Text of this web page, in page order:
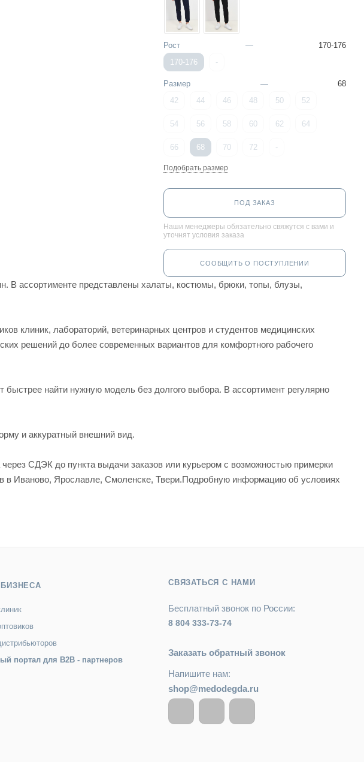
Рост —
170-176
170-176
-
Размер —
68
42
44 46 48 50 52
54 56 58 60 62 64
66 68 70 72 -
Подобрать размер
ПОД ЗАКАЗ
Наши менеджеры обязательно свяжутся с вами и
уточнят условия заказа
СООБЩИТЬ О ПОСТУПЛЕНИИ
В ассортименте представлены халаты, костюмы, брюки, топы, блузы,
клиник, лабораторий, ветеринарных центров и студентов медицинских
решений до более современных вариантов для комфортного рабочего
найти нужную модель без долгого выбора. В ассортимент регулярно
и аккуратный внешний вид.
СДЭК до пункта выдачи заказов или курьером с возможностью примерки
в Иваново, Ярославле, Смоленске, Твери.Подробную информацию об условиях
портал для B2B - партнеров
СВЯЗАТЬСЯ С НАМИ
Бесплатный звонок по России:
8 804 333-73-74
Заказать обратный звонок
Напишите нам:
shop@medodegda.ru